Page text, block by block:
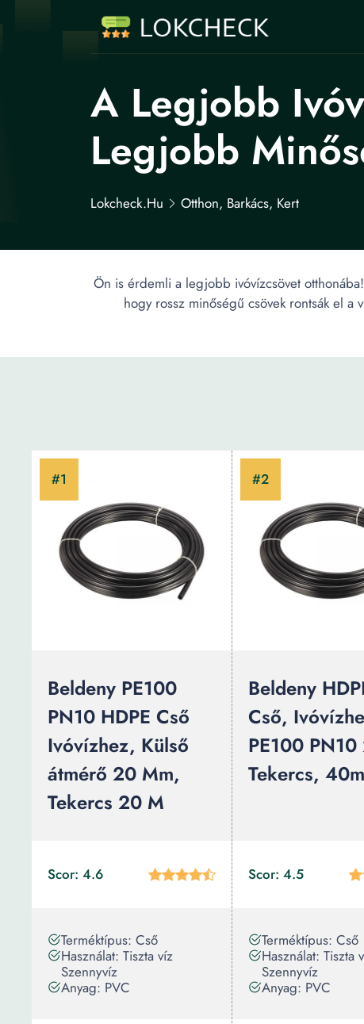
A Legjobb
Legjobb
Lokcheck.hu Otthon, Barkács, Kert
Ön is érdemli a legjobb ivóvízcsövet
hogy rossz minőségű csövek rontsák el a
Beldeny PE100
PN10 HDPE Cső
Ivóvízhez, Külső
átmérő 20 Mm,
Tekercs 20 M
Scor: 4.6
Terméktípus: Cső
Használat: Tiszta víz
Szennyvíz
Anyag: PVC
Beldeny
Cső,
PE100
Tekercs, 40m
Scor: 4.5
Terméktípus: Cső
Használat: Tiszta
Szennyvíz
Anyag: PVC